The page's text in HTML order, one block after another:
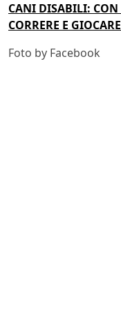
CANI DISABILI: CON
CORRERE E
Foto by Facebook